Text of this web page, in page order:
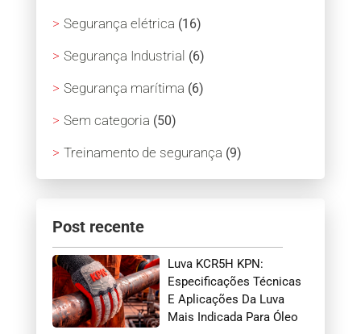
Segurança elétrica (16)
Segurança Industrial (6)
Segurança marítima (6)
Sem categoria (50)
Treinamento de segurança (9)
Post recente
Luva KCR5H KPN:
Especificações Técnicas
E Aplicações Da Luva
Mais Indicada Para Óleo